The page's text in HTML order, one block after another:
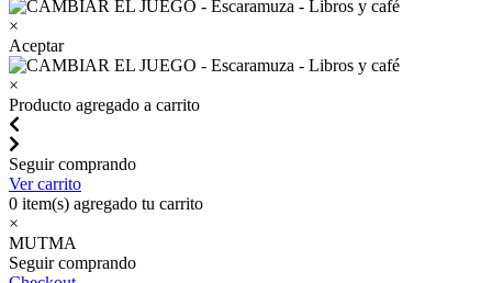
×
Aceptar
×
Producto agregado a carrito
Seguir comprando
Ver carrito
0 item(s) agregado tu carrito
×
MUTMA
Seguir comprando